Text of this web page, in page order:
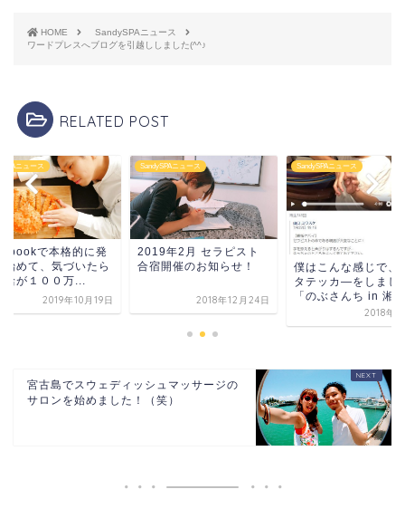
HOME
SandySPAニュース
ワードプレスへブログを引越ししました(^^♪
RELATED POST
ニュース
で本格的に発
始めて、気づいたら
給が１００万...
2019年10月19日
SandySPAニュース
2019年2月 セラピスト
合宿開催のお知らせ！
2018年12月24日
SandySPAニュース
僕はこんな感じで、
タテッカ―をしまし
「のぶさんち in 湘...
2018年8
宮古島でスウェディッシュマッサージの
サロンを始めました！（笑）